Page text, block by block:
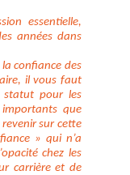
essentielle,
années dans
confiance des
il vous faut
statut pour les
que
revenir sur cette
» qui n’a
chez les
carrière et de